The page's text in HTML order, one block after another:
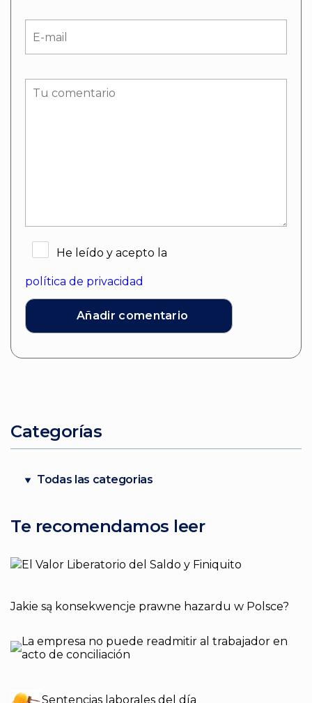
He leído y acepto la
política de privacidad
Categorías
Todas las categorias
Te recomendamos leer
El Valor Liberatorio del Saldo y Finiquito
Jakie są konsekwencje prawne hazardu w Polsce?
La empresa no puede readmitir al trabajador en
acto de conciliación
Sentencias laborales del día